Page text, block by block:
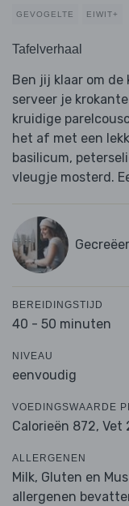
GEVOGELTE EIWIT+
Tafelverhaal
Ben jij klaar om
serveer je
kruidige
het af met een
basilicum,
vleugje mosterd.
BEREIDINGSTIJD
40 - 50 minuten
NIVEAU
eenvoudig
VOEDINGSWAARDE
Calorieën 872, Vet
ALLERGENEN
Milk, Gluten en
allergenen